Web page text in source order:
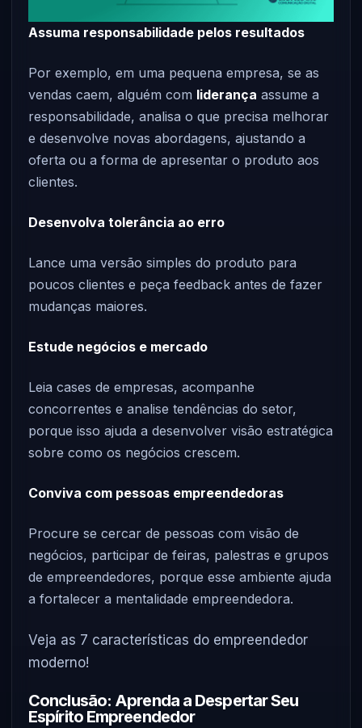
Assuma responsabilidade pelos resultados
Por exemplo, em uma pequena empresa, se as
vendas caem, alguém com liderança assume a
responsabilidade, analisa o que precisa melhorar
e desenvolve novas abordagens, ajustando a
oferta ou a forma de apresentar o produto aos
clientes.
Desenvolva tolerância ao erro
Lance uma versão simples do produto para
poucos clientes e peça feedback antes de fazer
mudanças maiores.
Estude negócios e mercado
Leia cases de empresas, acompanhe
concorrentes e analise tendências do setor,
porque isso ajuda a desenvolver visão estratégica
sobre como os negócios crescem.
Conviva com pessoas empreendedoras
Procure se cercar de pessoas com visão de
negócios, participar de feiras, palestras e grupos
de empreendedores, porque esse ambiente ajuda
a fortalecer a mentalidade empreendedora.
Veja as 7 características do empreendedor
moderno!
Conclusão: Aprenda a Despertar Seu
Espírito Empreendedor